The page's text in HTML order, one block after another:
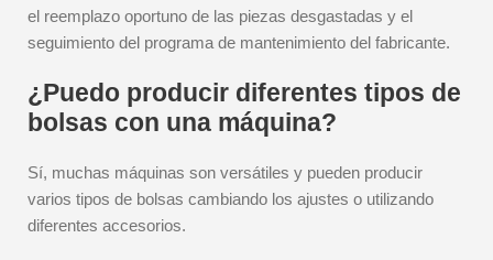
el reemplazo oportuno de las piezas desgastadas y el
seguimiento del programa de mantenimiento del fabricante.
¿Puedo producir diferentes tipos de
bolsas con una máquina?
Sí, muchas máquinas son versátiles y pueden producir
varios tipos de bolsas cambiando los ajustes o utilizando
diferentes accesorios.